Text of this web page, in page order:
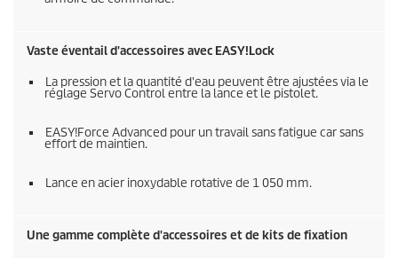
Vaste éventail d'accessoires avec EASY!Lock
La pression et la quantité d'eau peuvent être ajustées via le
réglage Servo Control entre la lance et le pistolet.
EASY!Force Advanced pour un travail sans fatigue car sans
effort de maintien.
Lance en acier inoxydable rotative de 1 050 mm.
Une gamme complète d'accessoires et de kits de fixation